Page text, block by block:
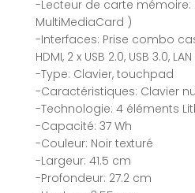
-Lecteur de carte mémoire:
MultiMediaCard )
-Interfaces: Prise combo
HDMI, 2 x USB 2.0, USB 3.0, LAN
-Type: Clavier, touchpad
-Caractéristiques: Clavier
-Technologie: 4 éléments
-Capacité: 37 Wh
-Couleur: Noir texturé
-Largeur: 41.5 cm
-Profondeur: 27.2 cm